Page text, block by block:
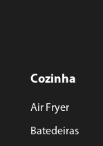
Cozinha
Air Fryer
Batedeiras